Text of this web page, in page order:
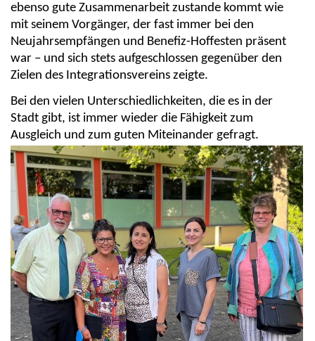
ebenso gute Zusammenarbeit zustande kommt wie
mit seinem Vorgänger, der fast immer bei den
Neujahrsempfängen und Benefiz-Hoffesten präsent
war – und sich stets aufgeschlossen gegenüber den
Zielen des Integrationsvereins zeigte.
Bei den vielen Unterschiedlichkeiten, die es in der
Stadt gibt, ist immer wieder die Fähigkeit zum
Ausgleich und zum guten Miteinander gefragt.